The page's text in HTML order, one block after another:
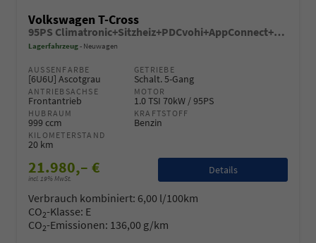
Volkswagen T-Cross
95PS Climatronic+Sitzheiz+PDCvohi+AppConnect+Side+TravelAssist+ACC
Lagerfahrzeug Neuwagen
AUSSENFARBE
[6U6U] Ascotgrau
GETRIEBE
Schalt. 5-Gang
ANTRIEBSACHSE
Frontantrieb
MOTOR
1.0 TSI 70kW / 95PS
HUBRAUM
999 ccm
KRAFTSTOFF
Benzin
KILOMETERSTAND
20 km
21.980,– €
incl. 19% MwSt.
Details
Verbrauch kombiniert: 6,00 l/100km
CO2-Klasse: E
CO2-Emissionen: 136,00 g/km